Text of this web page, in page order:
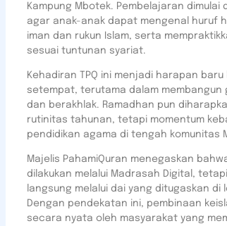
Kampung Mbotek. Pembelajaran
agar anak-anak dapat mengenal huruf
iman dan rukun Islam, serta
sesuai tuntunan syariat.
Kehadiran TPQ ini menjadi harapan
setempat, terutama dalam membangun
dan berakhlak. Ramadhan pun
rutinitas tahunan, tetapi momentum
pendidikan agama di tengah komunitas
Majelis PahamiQuran menegaskan
dilakukan melalui Madrasah Digital,
langsung melalui dai yang ditugaskan
Dengan pendekatan ini, pembinaan
secara nyata oleh masyarakat yang